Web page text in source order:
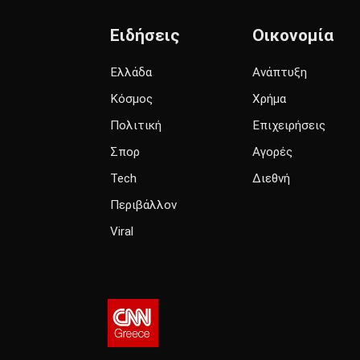
Ειδήσεις
Ελλάδα
Κόσμος
Πολιτική
Σπορ
Tech
Περιβάλλον
Viral
Οικονομία
Ανάπτυξη
Χρήμα
Επιχειρήσεις
Αγορές
Διεθνή